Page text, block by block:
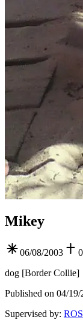
Mikey
06/08/2003
dog [Border Collie]
Published on 04/
Supervised by: